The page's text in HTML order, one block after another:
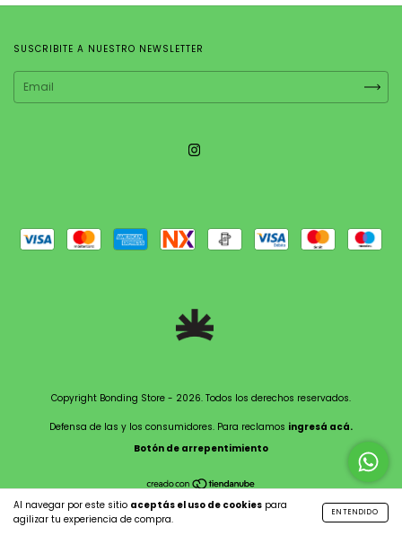
Al navegar por este sitio aceptás el uso de cookies para
agilizar tu experiencia de compra.
ENTENDIDO
SUSCRIBITE A NUESTRO NEWSLETTER
Copyright Bonding Store - 2026. Todos los derechos reservados.
Defensa de las y los consumidores. Para reclamos ingresá acá.
Botón de arrepentimiento